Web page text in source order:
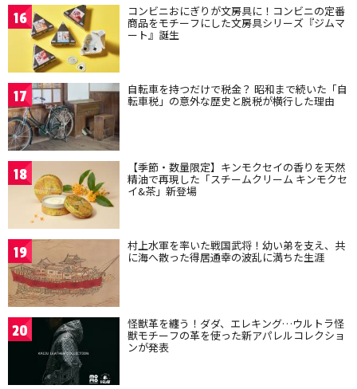
16 コンビニおにぎりが文房具に！コンビニの定番
商品をモチーフにした文房具シリーズ『ジムマ
ート』誕生
17 自転車を持つだけで税金？ 昭和まで続いた「自
転車税」の意外な歴史と脱税が横行した理由
18 【季節・数量限定】キンモクセイの香りを天然
精油で再現した「スチームクリーム キンモクセ
イ&茶」新登場
19 村上水軍を率いた戦国武将！幼い弟を支え、共
に海へ散った得居通幸の波乱に満ちた生涯
20 怪獣革を纏う！ダダ、エレキング…ウルトラ怪
獣モチーフの革を使った新アパレルコレクショ
ンが発表